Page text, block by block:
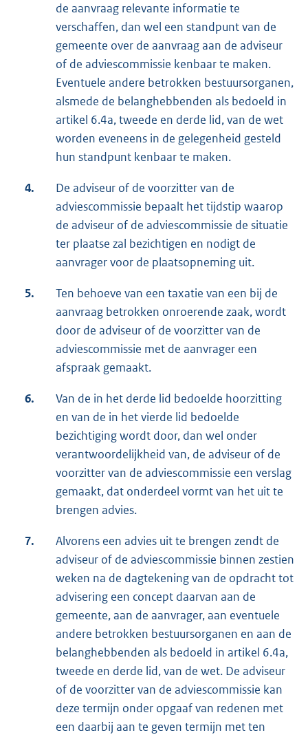
de aanvraag relevante informatie te
verschaffen, dan wel een standpunt van de
gemeente over de aanvraag aan de adviseur
of de adviescommissie kenbaar te maken.
Eventuele andere betrokken bestuursorganen,
alsmede de belanghebbenden als bedoeld in
artikel 6.4a, tweede en derde lid, van de wet
worden eveneens in de gelegenheid gesteld
hun standpunt kenbaar te maken.
4.
De adviseur of de voorzitter van de
adviescommissie bepaalt het tijdstip waarop
de adviseur of de adviescommissie de situatie
ter plaatse zal bezichtigen en nodigt de
aanvrager voor de plaatsopneming uit.
5.
Ten behoeve van een taxatie van een bij de
aanvraag betrokken onroerende zaak, wordt
door de adviseur of de voorzitter van de
adviescommissie met de aanvrager een
afspraak gemaakt.
6.
Van de in het derde lid bedoelde hoorzitting
en van de in het vierde lid bedoelde
bezichtiging wordt door, dan wel onder
verantwoordelijkheid van, de adviseur of de
voorzitter van de adviescommissie een verslag
gemaakt, dat onderdeel vormt van het uit te
brengen advies.
7.
Alvorens een advies uit te brengen zendt de
adviseur of de adviescommissie binnen zestien
weken na de dagtekening van de opdracht tot
advisering een concept daarvan aan de
gemeente, aan de aanvrager, aan eventuele
andere betrokken bestuursorganen en aan de
belanghebbenden als bedoeld in artikel 6.4a,
tweede en derde lid, van de wet. De adviseur
of de voorzitter van de adviescommissie kan
deze termijn onder opgaaf van redenen met
een daarbij aan te geven termijn met ten